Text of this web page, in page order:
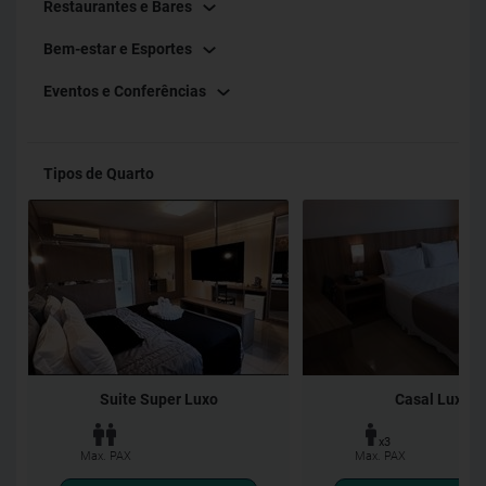
memorável no Pietro Angelo Hotel!
Restaurantes e Bares
Bem-estar e Esportes
Eventos e Conferências
Tipos de Quarto
Suite Super Luxo
Max. PAX
Casal Luxo
x3
Max. PAX